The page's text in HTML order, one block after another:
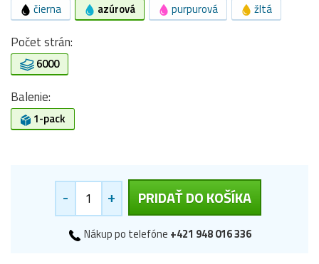
čierna azúrová purpurová žltá
Počet strán:
6000
Balenie:
1-pack
- + PRIDAŤ DO KOŠÍKA
Nákup po telefóne +421 948 016 336